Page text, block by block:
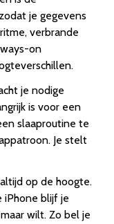
je gegevens
verbrande
on
je nodige
is voor een
slaaproutine te
Je stelt
op de hoogte.
iPhone blijf je
wilt. Zo bel je